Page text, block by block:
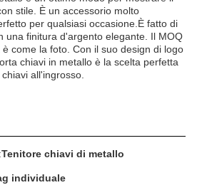
stile. È un accessorio molto
per qualsiasi occasione.È fatto di
una finitura d'argento elegante. Il MOQ
come la foto. Con il suo design di logo
chiavi in metallo è la scelta perfetta
all'ingrosso.
Tenitore chiavi di metallo
individuale